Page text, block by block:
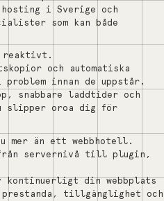
hosting i Sverige och
som kan både
och automatiska
innan de uppstår.
snabbare laddtider och
slipper oroa dig för
mer än ett webbhotell.
servernivå till plugin,
din webbplats
tillgänglighet och